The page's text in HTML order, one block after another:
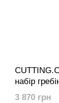
набір
3 870 грн